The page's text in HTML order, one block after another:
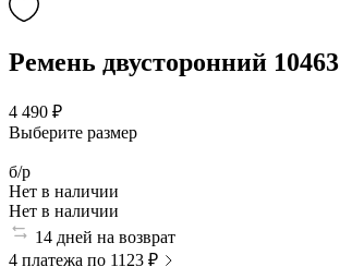
Ремень двусторонний 10463
4 490 ₽
Выберите размер
б/р
Нет в наличии
Нет в наличии
14 дней на возврат
4 платежа по 1123 ₽